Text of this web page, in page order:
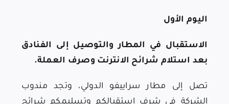
اليوم الأول
الاستقبال في المطار والتوصيل إلى الفنادق
بعد استلام شرائح الانترنت وصرف العملة.
تصل إلى مطار سراييفو الدولي، وتجد مندوب
الشركة في شرف استقبالكم وتسليمكم شرائح